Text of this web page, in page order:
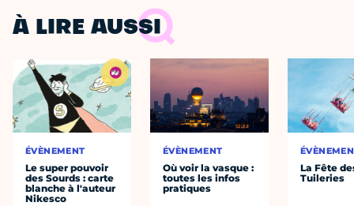
À LIRE AUSSI
ÉVÈNEMENT
Le super pouvoir
des Sourds : carte
blanche à l'auteur
Nikesco
ÉVÈNEMENT
Où voir la vasque :
toutes les infos
pratiques
La Fête
Tuileries